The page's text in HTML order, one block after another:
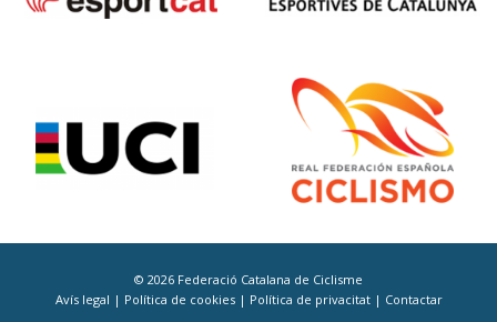
© 2026 Federació Catalana de Ciclisme
Avís legal | Política de cookies | Política de privacitat | Contactar